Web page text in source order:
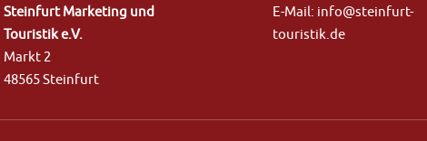
Steinfurt Marketing und
Touristik e.V.
Markt 2
48565 Steinfurt
E-Mail: info@steinfurt-
touristik.de